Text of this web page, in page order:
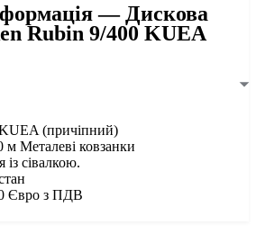
— Дискова
Rubin 9/400 KUEA
(причіпний)
Металеві ковзанки
сівалкою.
Євро з ПДВ